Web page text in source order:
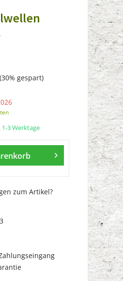
(30% gespart)
3 Werktage
zum Artikel?